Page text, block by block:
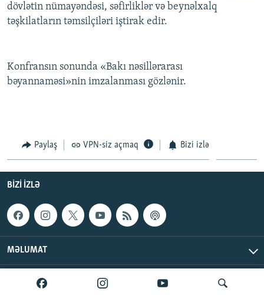
dövlətin nümayəndəsi, səfirliklər və beynəlxalq
təşkilatların təmsilçiləri iştirak edir.
Konfransın sonunda «Bakı nəsillərarası
bəyannaməsi»nin imzalanması gözlənir.
Paylaş VPN-siz açmaq Bizi izlə
BIZI IZLƏ
MƏLUMAT
AzadlıqRadiosu © 2026 Inc. | Bütün hüquqlar qorunur